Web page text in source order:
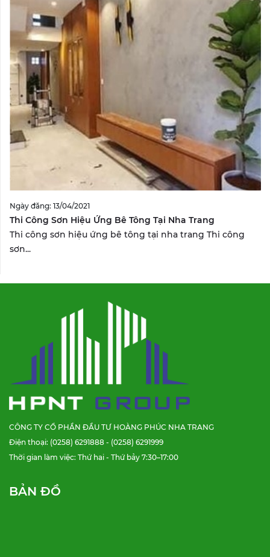
Ngày đăng: 13/04/2021
Thi Công Sơn Hiệu Ứng Bê Tông Tại Nha Trang
Thi công sơn hiệu ứng bê tông tại nha trang Thi công
sơn...
CÔNG TY CỔ PHẦN ĐẦU TƯ HOÀNG PHÚC NHA TRANG
Điện thoại: (0258) 6291888 - (0258) 6291999
Thời gian làm việc: Thứ hai - Thứ bảy 7:30–17:00
BẢN ĐỒ